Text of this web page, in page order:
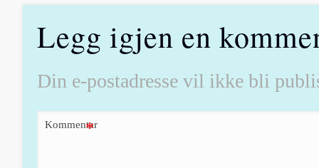
Legg igjen en
Din e-postadresse vil ikke bli
Kommentar
*